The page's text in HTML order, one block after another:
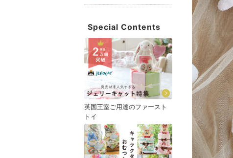
Special Contents
英国王室ご用達のファースト
トイ